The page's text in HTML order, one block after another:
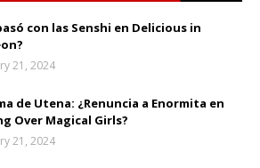
con las Senshi en Delicious in
21, 2024
de Utena: ¿Renuncia a Enormita en
Over Magical Girls?
21, 2024